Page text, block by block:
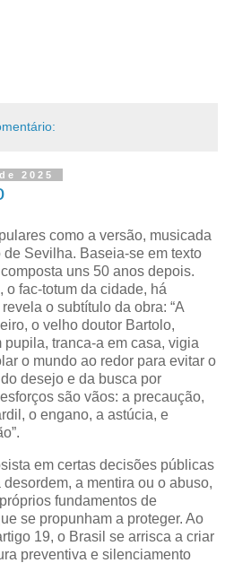
2025
como a versão, musicada
Sevilha. Baseia-se em texto
uns 50 anos depois.
fac-totum da cidade, há
o subtítulo da obra: “A
o velho doutor Bartolo,
tranca-a em casa, vigia
o mundo ao redor para evitar o
desejo e da busca por
são vãos: a precaução,
o engano, a astúcia, e
em certas decisões públicas
a mentira ou o abuso,
fundamentos de
se propunham a proteger. Ao
19, o Brasil se arrisca a criar
preventiva e silenciamento